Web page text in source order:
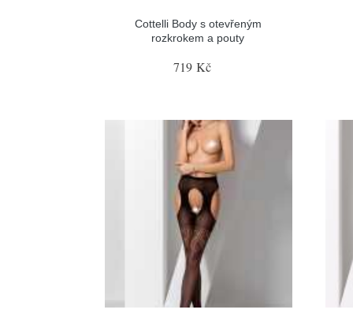
Cottelli Body s otevřeným
rozkrokem a pouty
719 Kč